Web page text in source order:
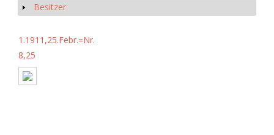
Show
Besitzer
1.1911,25.Febr.=Nr.
8,25